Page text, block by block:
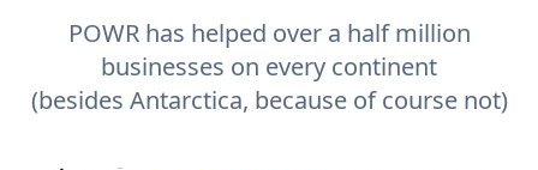
POWR has helped over a half million
businesses on every continent
(besides Antarctica, because of course not)